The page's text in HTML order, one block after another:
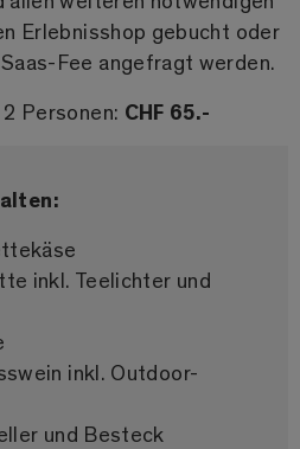
Erlebnisshop gebucht oder
Fee angefragt werden.
Personen: CHF 65.-
inkl. Teelichter und
inkl. Outdoor-
und Besteck